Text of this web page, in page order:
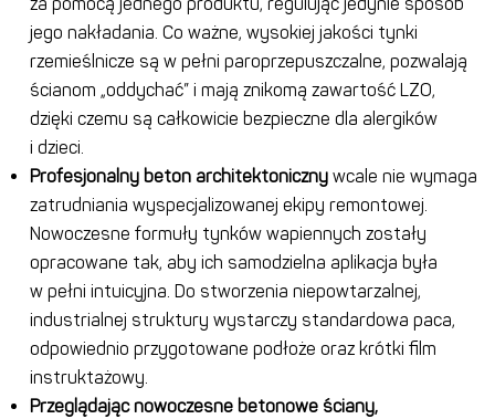
jego nakładania. Co ważne, wysokiej jakości tynki
rzemieślnicze są w pełni paroprzepuszczalne, pozwalają
ścianom „oddychać” i mają znikomą zawartość LZO,
dzięki czemu są całkowicie bezpieczne dla alergików
i dzieci.
Profesjonalny beton architektoniczny wcale nie wymaga
zatrudniania wyspecjalizowanej ekipy remontowej.
Nowoczesne formuły tynków wapiennych zostały
opracowane tak, aby ich samodzielna aplikacja była
w pełni intuicyjna. Do stworzenia niepowtarzalnej,
industrialnej struktury wystarczy standardowa paca,
odpowiednio przygotowane podłoże oraz krótki film
instruktażowy.
Przeglądając nowoczesne betonowe ściany,